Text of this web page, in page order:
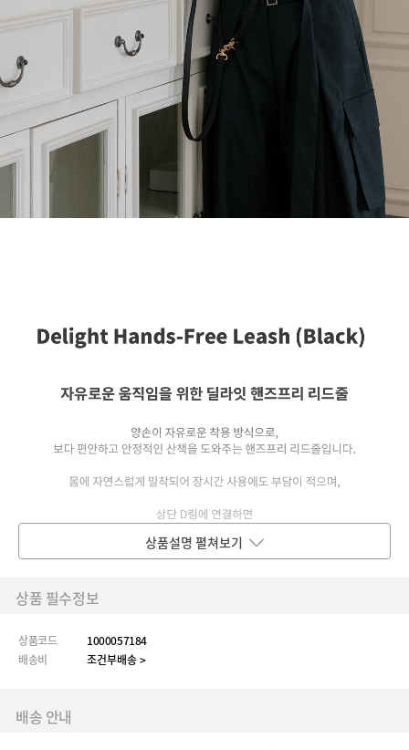
상품설명 펼쳐보기
상품 필수정보
상품코드
1000057184
배송비
조건부배송 >
배송 안내